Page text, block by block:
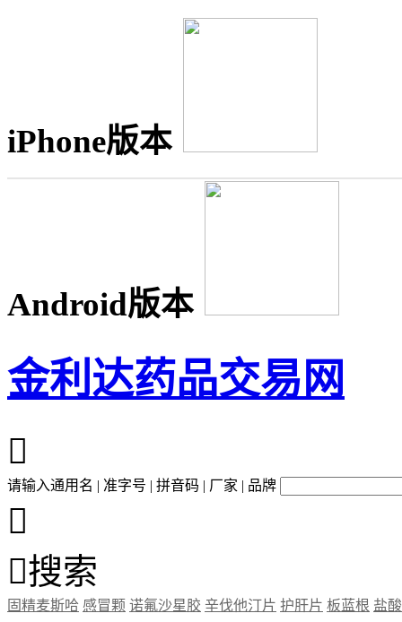
iPhone版本
Android版本
金利达药品交易网

请输入通用名 | 准字号 | 拼音码 | 厂家 | 品牌

搜索
固精麦斯哈 感冒颗 诺氟沙星胶 辛伐他汀片 护肝片 板蓝根 盐